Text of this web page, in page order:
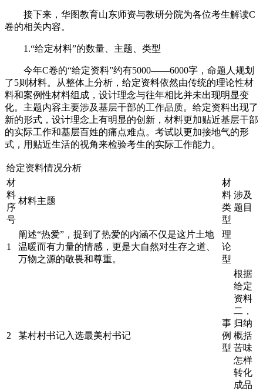
接下来，华图教育山东师资与教研分院为各位考生解读C
卷的相关内容。
1.“给定材料”的数量、主题、类型
今年C卷的“给定资料”约有5000——6000字，命题人规划
了5则材料。从整体上分析，给定资料依然由传统的理论性材
料和案例性材料组成，设计理念与往年相比并未出现明显变
化。主题内容主要涉及基层干部的工作品质。给定资料出现了
新的形式，设计理念上有明显的创新，材料更加贴近基层干部
的实际工作和基层百姓的痛点难点。考试以更加接地气的形
式，用贴近生活的视角来检验考生的实际工作能力。
给定资料情况分析
材
料
序
号
材料主题
材
料
类
型
涉及
题目
1
阐述“热爱”，提到了热爱的内涵不仅是这片土地
温暖而有力量的情感，更是大自然对生存之道、
万物之源的敬畏和尊重。
理
论
型
2 某村村书记入选最美村书记
事
例
型
根据
给定
资料
二，
归纳
概括
苦味
怎样
转化
成品